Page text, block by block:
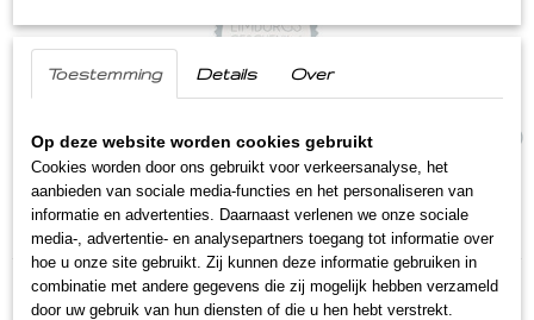
(0)
Home >Streekproducten Wanderlust Loopwol
Loopwol 10 gram
Toestemming Details Over
Op deze website worden cookies gebruikt
Cookies worden door ons gebruikt voor verkeersanalyse, het
aanbieden van sociale media-functies en het personaliseren van
informatie en advertenties. Daarnaast verlenen we onze sociale
media-, advertentie- en analysepartners toegang tot informatie over
hoe u onze site gebruikt. Zij kunnen deze informatie gebruiken in
combinatie met andere gegevens die zij mogelijk hebben verzameld
door uw gebruik van hun diensten of die u hen hebt verstrekt.